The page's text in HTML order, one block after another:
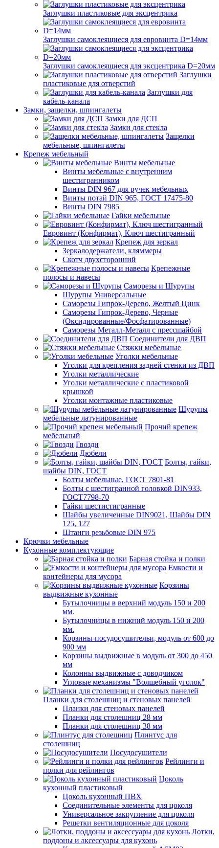
Заглушки пластиковые для эксцентрика
Заглушки самоклеящиеся для евровинта D=14мм
Заглушки самоклеящиеся для эксцентрика D=20мм
Заглушки
пластиковые для отверстий
Заглушки для
кабель-канала
Замки, защелки, шпингалеты
Замки для ДСП
Замки для стекла
Защелки
мебельные, шпингалеты
Крепеж мебельный
Винты мебельные
Винты мебельные с внутренним
шестигранником
Винты DIN 967 для ручек мебельных
Винты потай DIN 965, ГОСТ 17475-80
Винты DIN 7985
Гайки мебельные
Евровинт (Конфирмат), Ключ шестигранный
Крепеж для зеркал
Зеркалодержатели, кляммеры
Скотч двухсторонний
Крепежные
полосы и навесы
Саморезы и Шурупы
Шурупы Универсальные
Саморезы Гипрок-Дерево, Желтый Цинк
Саморезы Гипрок-Дерево, Черные
(Оксидированные/Фосфатированные)
Саморезы Металл-Металл с прессшайбой
Соединители для ДВП
Стяжки мебельные
Уголки мебельные
Уголки для крепления задней стенки из ДВП
Уголки металлические
Уголки металлические с пластиковой
крышкой
Уголки монтажные пластиковые
Шурупы
мебельные латунированные
Прочий крепеж
мебельный
Гвозди
Дюбели
Болты, гайки,
шайбы DIN, ГОСТ
Болты мебельные, ГОСТ 7801-81
Болты с шестигранной головкой DIN933,
ГОСТ7798-70
Гайки шестистигранные
Шайбы увеличенные DIN9021, Шайбы DIN
125, 127
Штанги резьбовые DIN 975
Крючки мебельные
Кухонные комплектующие
Барная стойка и полки
Емкости и
контейнеры для мусора
Корзины
выдвижные кухонные
Бутылочницы в верхний модуль 150 и 200
мм.
Бутылочницы в нижний модуль 150 и 200
мм.
Корзины-посудосушительи, модуль от 600 до
900 мм
Корзины выдвижные в модуль от 300 до 450
мм
Колонны выдвижные с доводчиком
Угловые механизмы "Волшебный уголок"
Планки для столешниц и стеновых панелей
Планки для стеновых панелей
Планки для столешниц 28 мм
Планки для столешниц 38 мм
Плинтус для
столешниц
Посудосушители
Рейлинги и
полки для рейлингов
Цоколь
кухонный пластиковый
Цоколь кухонный ПВХ
Соединительные элементы для цоколя
Универсальное закругление для цоколя
Решетки вентиляционные для цоколя
Лотки,
поддоны и аксессуары для кухонь